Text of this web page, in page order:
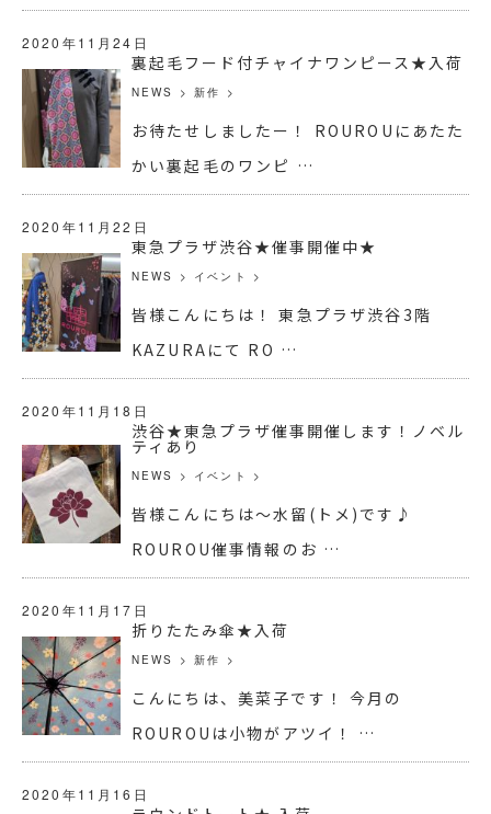
2020年11月24日
裏起毛フード付チャイナワンピース★入荷
NEWS >新作 >
お待たせしましたー！ ROUROUにあたた
かい裏起毛のワンピ …
2020年11月22日
東急プラザ渋谷★催事開催中★
NEWS > イベント >
皆様こんにちは！ 東急プラザ渋谷3階
KAZURAにて RO …
2020年11月18日
渋谷★東急プラザ催事開催します！ノベル
ティあり
NEWS > イベント >
皆様こんにちは～水留(トメ)です♪
ROUROU催事情報のお …
2020年11月17日
折りたたみ傘★入荷
NEWS >新作 >
こんにちは、美菜子です！ 今月の
ROUROUは小物がアツイ！ …
2020年11月16日